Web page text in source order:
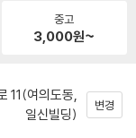
중고
3,000원~
11(여의도동,
일신빌딩)
변경